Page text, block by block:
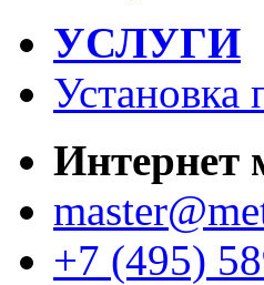
УСЛУГИ
Установка
Интернет
+7 (495)